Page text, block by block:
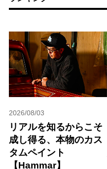
2026/08/03
リアルを知るからこそ
成し得る、本物のカス
タムペイント
【Hammar】